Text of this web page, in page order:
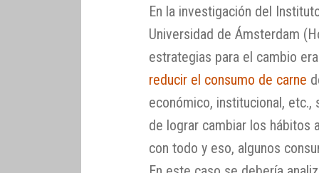
En la investigación del
Universidad de Ámsterdam
estrategias para el cambio
reducir el consumo de carne
económico, institucional,
de lograr cambiar los hábitos
con todo y eso, algunos